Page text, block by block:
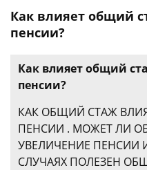
Как влияет общий
пенсии?
Как влияет общий
пенсии?
КАК ОБЩИЙ СТАЖ
ПЕНСИИ . МОЖЕТ ЛИ
УВЕЛИЧЕНИЕ ПЕНСИИ
СЛУЧАЯХ ПОЛЕЗЕН